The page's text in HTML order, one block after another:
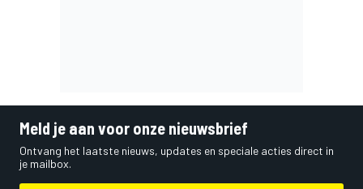
Meld je aan voor onze nieuwsbrief
Ontvang het laatste nieuws, updates en speciale acties direct in
je mailbox.